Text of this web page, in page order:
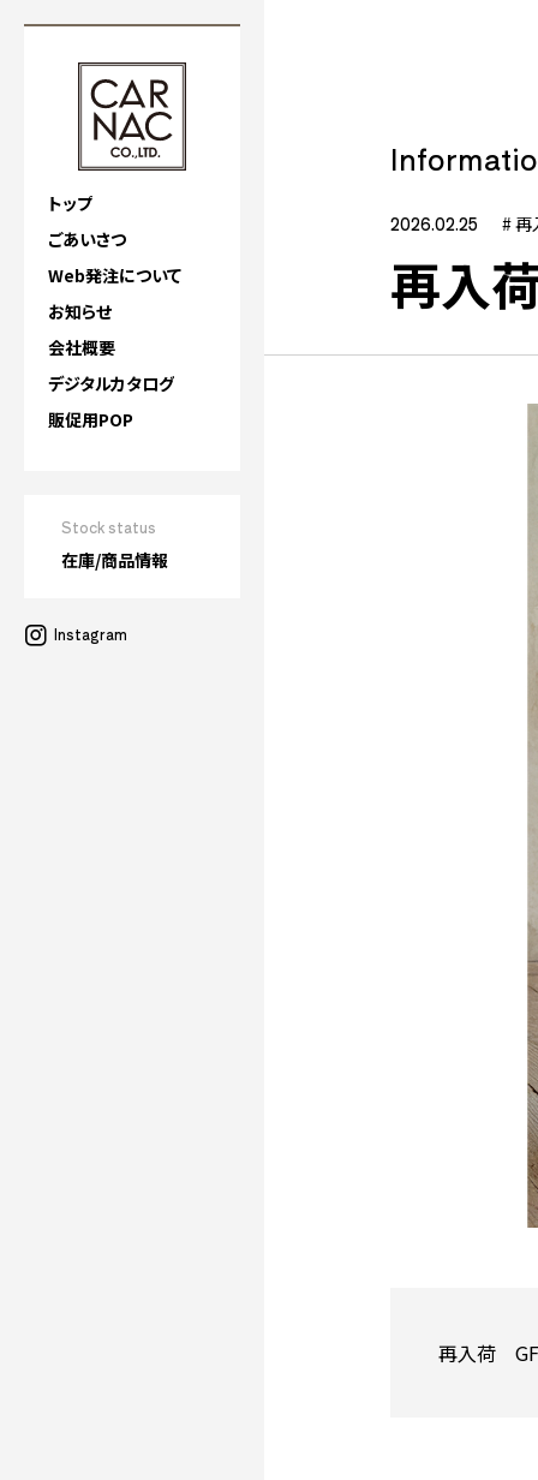
トップ
ごあいさつ
Web発注について
お知らせ
会社概要
デジタルカタログ
販促用POP
Stock status
在庫/商品情報
Instagram
2026.02.25 # 再
再入
再入荷